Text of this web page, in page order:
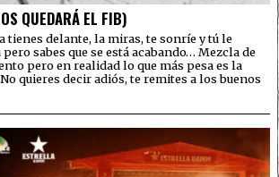
QUEDARÁ EL FIB)
tienes delante, la miras, te sonríe y tú le
sabes que se está acabando… Mezcla de
pero en realidad lo que más pesa es la
quieres decir adiós, te remites a los buenos